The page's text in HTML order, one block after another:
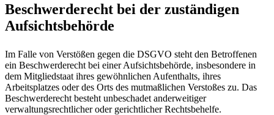
Beschwerderecht bei der zuständigen
Aufsichtsbehörde
Im Falle von Verstößen gegen die DSGVO steht den Betroffenen
ein Beschwerderecht bei einer Aufsichtsbehörde, insbesondere in
dem Mitgliedstaat ihres gewöhnlichen Aufenthalts, ihres
Arbeitsplatzes oder des Orts des mutmaßlichen Verstoßes zu. Das
Beschwerderecht besteht unbeschadet anderweitiger
verwaltungsrechtlicher oder gerichtlicher Rechtsbehelfe.